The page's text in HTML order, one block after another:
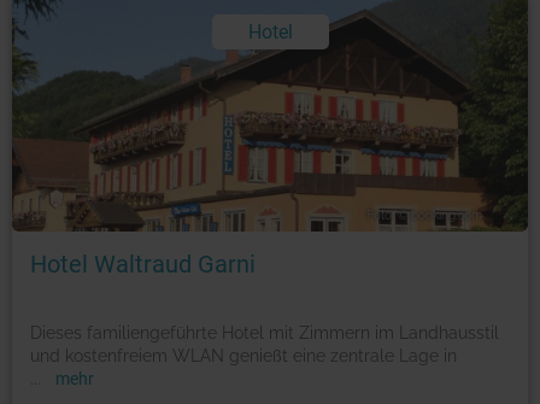
Hotel
Foto: © booking.com
Hotel Waltraud Garni
Dieses familiengeführte Hotel mit Zimmern im Landhausstil
und kostenfreiem WLAN genießt eine zentrale Lage in
mehr